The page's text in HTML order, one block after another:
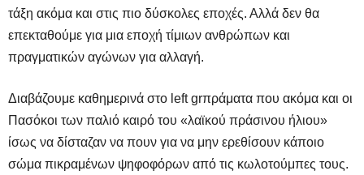
τάξη ακόμα και στις πιο δύσκολες εποχές. Αλλά δεν θα
επεκταθούμε για μια εποχή τίμιων ανθρώπων και
πραγματικών αγώνων για αλλαγή.
Διαβάζουμε καθημερινά στο left grπράματα που ακόμα και οι
Πασόκοι των παλιό καιρό του «λαϊκού πράσινου ήλιου»
ίσως να δίσταζαν να πουν για να μην ερεθίσουν κάποιο
σώμα πικραμένων ψηφοφόρων από τις κωλοτούμπες τους.